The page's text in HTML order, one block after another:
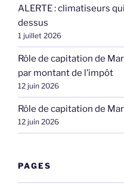
ALERTE : climatiseurs
dessus
1 juillet 2026
Rôle de capitation de
par montant de l’impôt
12 juin 2026
Rôle de capitation de
12 juin 2026
PAGES